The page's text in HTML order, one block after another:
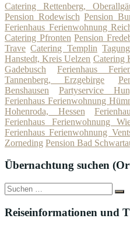
Catering Rettenberg,
Pension Rodewisch Pension
Ferienhaus Ferienwohnung
Catering Pfronten Pension
Trave Catering Templin
Hanstedt, Kreis Uelzen Catering
Gadebusch
Ferienhaus
Tannenberg, Erzgebirge
Benshausen
Partyservice
Ferienhaus Ferienwohnung
Hohenroda, Hessen
Ferienhaus Ferienwohnung
Ferienhaus Ferienwohnung
Zorneding Pension Bad
Übernachtung suchen
Suche
nach:
Reiseinformationen und